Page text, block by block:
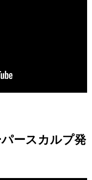
ースカルプ発